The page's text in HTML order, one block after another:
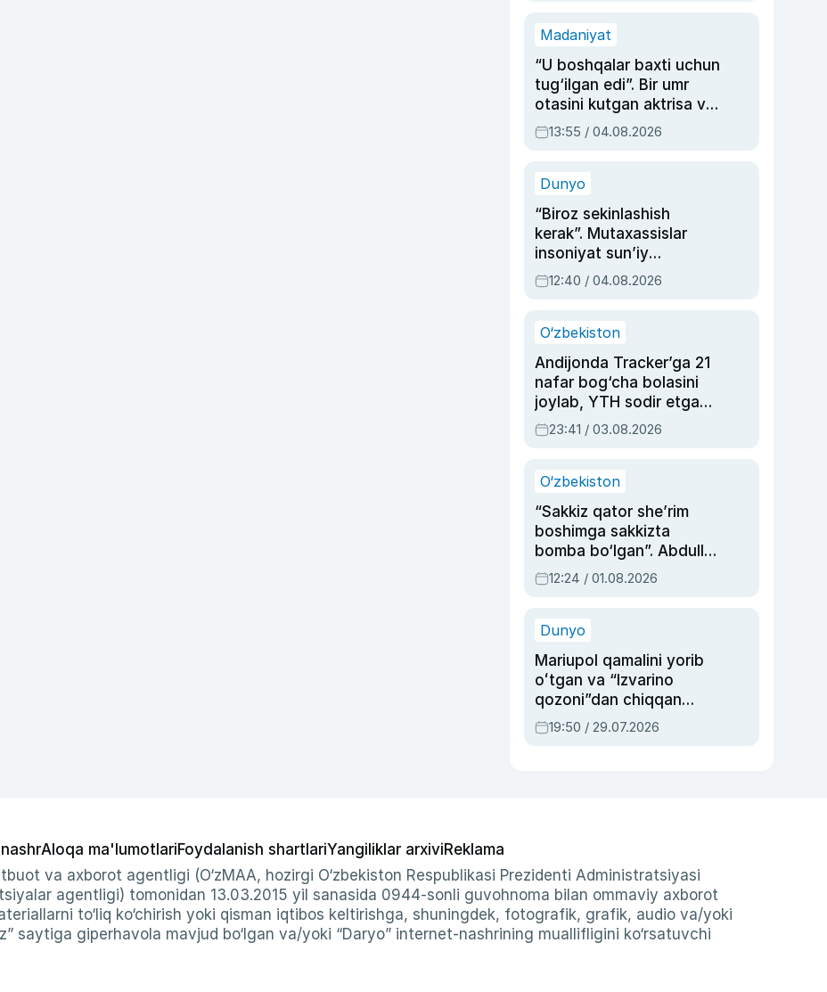
Madaniyat
“U boshqalar baxti uchun
tug‘ilgan edi”. Bir umr
otasini kutgan aktrisa va
dublyaj ustasi Rimma
Ahmedovaning
13:55 / 04.08.2026
Dunyo
“Biroz sekinlashish
kerak”. Mutaxassislar
insoniyat sun’iy
intellektni boshqara
olmay qolishidan xavotir
12:40 / 04.08.2026
O‘zbekiston
Andijonda Tracker’ga 21
nafar bog‘cha bolasini
joylab, YTH sodir etgan
ayolga sud hukmi o‘qildi
23:41 / 03.08.2026
O‘zbekiston
“Sakkiz qator she’rim
boshimga sakkizta
bomba bo‘lgan”. Abdulla
Oripovni siyosiy
ayblovlardan asrab
12:24 / 01.08.2026
Dunyo
Mariupol qamalini yorib
oʻtgan va “Izvarino
qozoni”dan chiqqan
qahramon — Ukraina
armiyasi bosh
19:50 / 29.07.2026
Aloqa ma'lumotlariFoydalanish shartlariYangiliklar arxiviReklama
va axborot agentligi (O‘zMAA, hozirgi O‘zbekiston Respublikasi Prezidenti Administratsiyasi
agentligi) tomonidan 13.03.2015 yil sanasida 0944-sonli guvohnoma bilan ommaviy axborot
to‘liq ko‘chirish yoki qisman iqtibos keltirishga, shuningdek, fotografik, grafik, audio va/yoki
saytiga giperhavola mavjud bo‘lgan va/yoki “Daryo” internet-nashrining muallifligini ko‘rsatuvchi